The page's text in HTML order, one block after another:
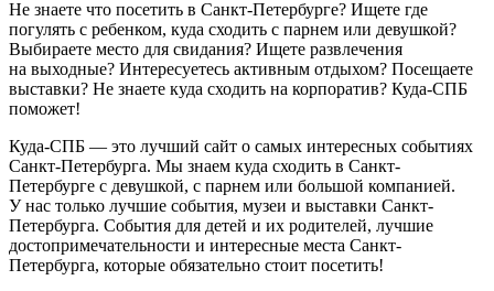
Не знаете что посетить в Санкт-Петербурге? Ищете где
погулять с ребенком, куда сходить с парнем или девушкой?
Выбираете место для свидания? Ищете развлечения
на выходные? Интересуетесь активным отдыхом? Посещаете
выставки? Не знаете куда сходить на корпоратив? Куда-СПБ
поможет!
Куда-СПБ — это лучший сайт о самых интересных событиях
Санкт-Петербурга. Мы знаем куда сходить в Санкт-
Петербурге с девушкой, с парнем или большой компанией.
У нас только лучшие события, музеи и выставки Санкт-
Петербурга. События для детей и их родителей, лучшие
достопримечательности и интересные места Санкт-
Петербурга, которые обязательно стоит посетить!